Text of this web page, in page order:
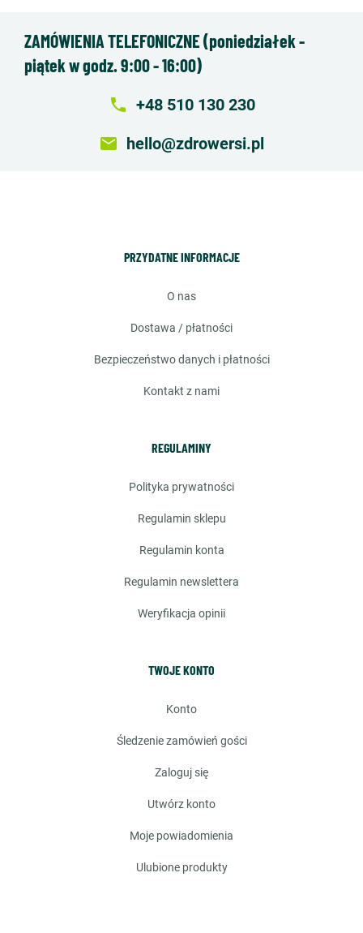
ZAMÓWIENIA TELEFONICZNE (poniedziałek -
piątek w godz. 9:00 - 16:00)
local_phone +48 510 130 230
email hello@zdrowersi.pl
PRZYDATNE INFORMACJE
o nas
dostawa / płatności
bezpieczeństwo danych i płatności
kontakt z nami
REGULAMINY
polityka prywatności
regulamin sklepu
regulamin konta
regulamin newslettera
weryfikacja opinii
TWOJE KONTO
konto
śledzenie zamówień gości
zaloguj się
utwórz konto
moje powiadomienia
ulubione produkty